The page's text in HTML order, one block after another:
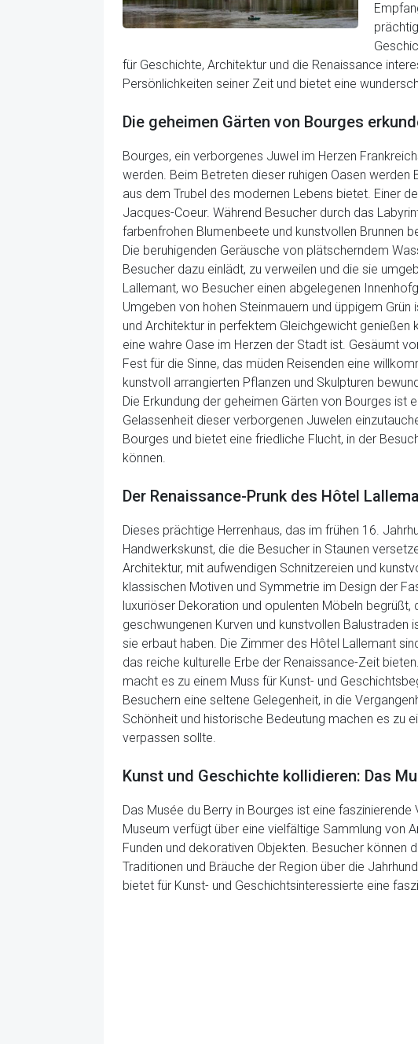
für Geschichte, Architektur und die Renaissance
Persönlichkeiten seiner Zeit und bietet eine
Die geheimen Gärten von Bourges
Bourges, ein verborgenes Juwel im Herzen
werden. Beim Betreten dieser ruhigen Oasen
aus dem Trubel des modernen Lebens bietet. Einer
Jacques-Coeur. Während Besucher durch das
farbenfrohen Blumenbeete und kunstvollen Brunnen
Die beruhigenden Geräusche von plätscherndem
Besucher dazu einlädt, zu verweilen und die sie
Lallemant, wo Besucher einen abgelegenen
Umgeben von hohen Steinmauern und üppigem
und Architektur in perfektem Gleichgewicht
eine wahre Oase im Herzen der Stadt ist. Gesäumt
Fest für die Sinne, das müden Reisenden eine
kunstvoll arrangierten Pflanzen und Skulpturen
Die Erkundung der geheimen Gärten von Bourges ist
Gelassenheit dieser verborgenen Juwelen
Bourges und bietet eine friedliche Flucht, in der
können.
Der Renaissance-Prunk des Hôtel
Dieses prächtige Herrenhaus, das im frühen 16.
Handwerkskunst, die die Besucher in Staunen
Architektur, mit aufwendigen Schnitzereien und
klassischen Motiven und Symmetrie im Design der
luxuriöser Dekoration und opulenten Möbeln
geschwungenen Kurven und kunstvollen
sie erbaut haben. Die Zimmer des Hôtel Lallemant
das reiche kulturelle Erbe der Renaissance-Zeit
macht es zu einem Muss für Kunst- und
Besuchern eine seltene Gelegenheit, in die
Schönheit und historische Bedeutung machen es zu
verpassen sollte.
Kunst und Geschichte kollidieren: Das
Das Musée du Berry in Bourges ist eine
Museum verfügt über eine vielfältige Sammlung von
Funden und dekorativen Objekten. Besucher können
Traditionen und Bräuche der Region über die
bietet für Kunst- und Geschichtsinteressierte eine